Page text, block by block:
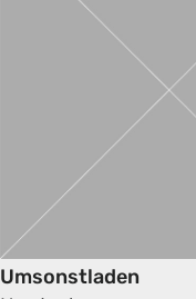
Umsonstladen